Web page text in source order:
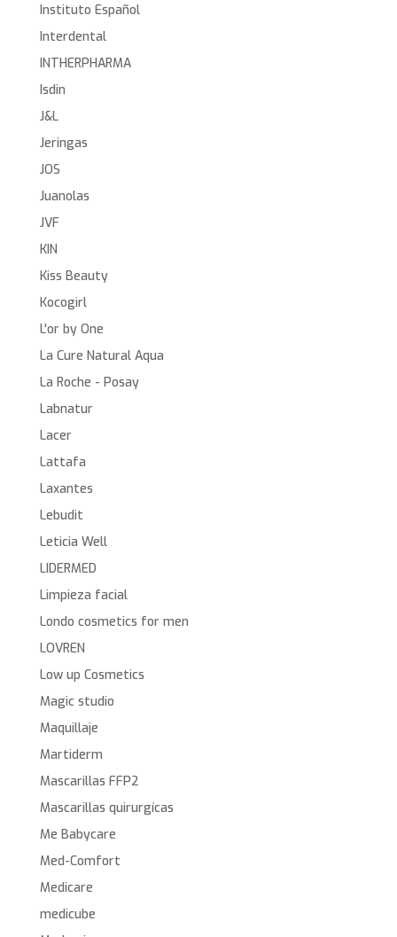
Instituto Español
Interdental
INTHERPHARMA
Isdin
J&L
Jeringas
JOS
Juanolas
JVF
KIN
Kiss Beauty
Kocogirl
L'or by One
La Cure Natural Aqua
La Roche - Posay
Labnatur
Lacer
Lattafa
Laxantes
Lebudit
Leticia Well
LIDERMED
Limpieza facial
Londo cosmetics for men
LOVREN
Low up Cosmetics
Magic studio
Maquillaje
Martiderm
Mascarillas FFP2
Mascarillas quirurgícas
Me Babycare
Med-Comfort
Medicare
medicube